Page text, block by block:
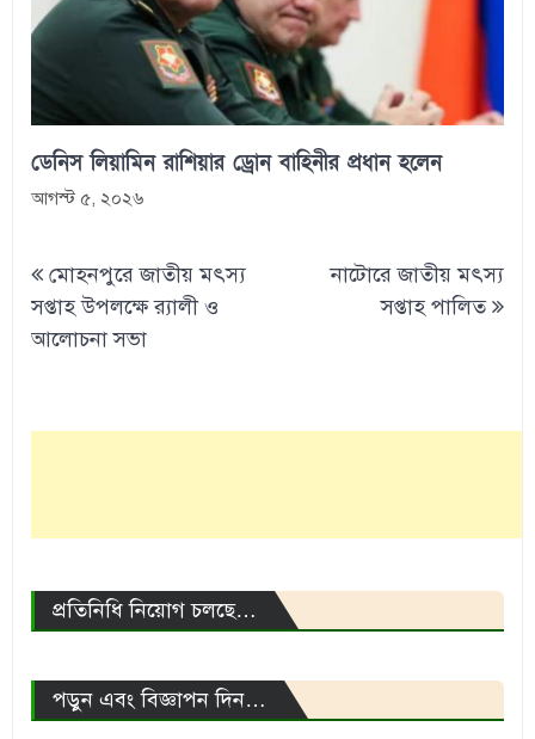
ডেনিস লিয়ামিন রাশিয়ার ড্রোন বাহিনীর প্রধান হলেন
আগস্ট ৫, ২০২৬
navigation
মোহনপুরে জাতীয় মৎস্য
সপ্তাহ উপলক্ষে র‌্যালী ও
আলোচনা সভা
নাটোরে জাতীয় মৎস্য
সপ্তাহ পালিত
প্রতিনিধি নিয়োগ চলছে…
পড়ুন এবং বিজ্ঞাপন দিন…